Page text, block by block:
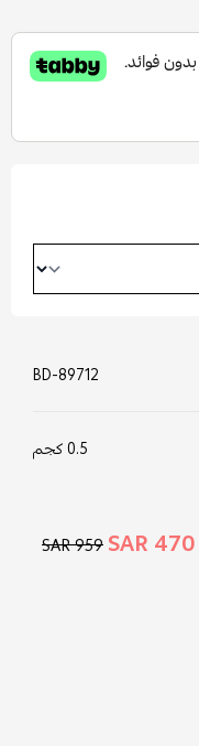
BD-89712
0.5 كجم
470 SAR
959 SAR